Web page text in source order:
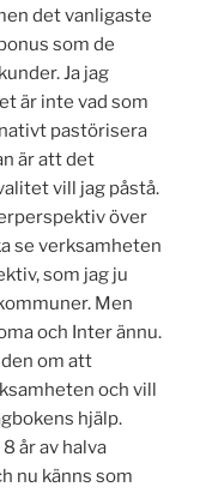
det vanligaste
som de
Ja jag
är inte vad som
pastörisera
är att det
vill jag påstå.
över
se verksamheten
som jag ju
Men
och Inter ännu.
den om att
och vill
hjälp.
år av halva
nu känns som